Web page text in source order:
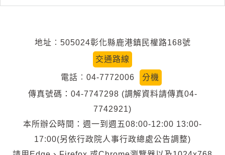
地址︰505024彰化縣鹿港鎮民權路168號
交通路線
電話︰04-7772006
分機
傳真號碼：04-7747298 (調解資料請傳真04-
7742921)
本所辦公時間：週一到週五08:00-12:00 13:00-
17:00(另依行政院人事行政總處公告調整)